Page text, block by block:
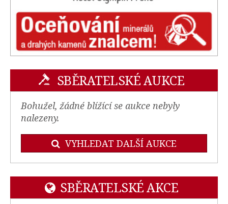
SBĚRATELSKÉ AUKCE
Bohužel, žádné blížící se aukce nebyly
nalezeny.
VYHLEDAT DALŠÍ AUKCE
SBĚRATELSKÉ AKCE